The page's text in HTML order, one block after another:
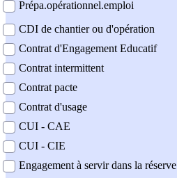
Prépa.opérationnel.emploi
CDI de chantier ou d'opération
Contrat d'Engagement Educatif
Contrat intermittent
Contrat pacte
Contrat d'usage
CUI - CAE
CUI - CIE
Engagement à servir dans la réserve